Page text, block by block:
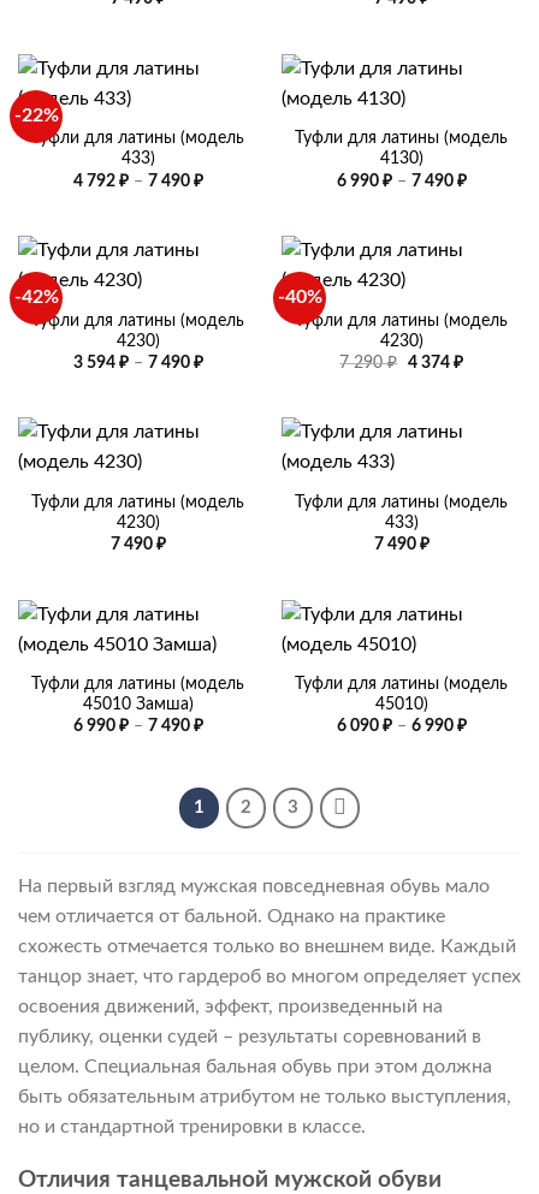
-22%
Туфли для латины (модель
433)
4 792 ₽ – 7 490 ₽Диапазон
Туфли для латины (модель
4130)
6 990 ₽ – 7 490 ₽
-42%
Туфли для латины (модель
4230)
3 594 ₽ – 7 490 ₽Диапазон
-40%
Туфли для латины (модель
4230)
7 290₽
Первоначальная
290 ₽.
4 374 ₽Текущая
Туфли для латины (модель
4230)
7 490 ₽
Туфли для латины (модель
433)
7 490 ₽
Туфли для латины (модель
45010 Замша)
6 990 ₽ – 7 490 ₽Диапазон
–
490 ₽
Туфли для латины (модель
45010)
6 090 ₽ – 6 990 ₽
1 2 3
На первый взгляд мужская повседневная обувь мало
чем отличается от бальной. Однако на практике
схожесть отмечается только во внешнем виде. Каждый
танцор знает, что гардероб во многом определяет успех
освоения движений, эффект, произведенный на
публику, оценки судей – результаты соревнований в
целом. Специальная бальная обувь при этом должна
быть обязательным атрибутом не только выступления,
но и стандартной тренировки в классе.
Отличия танцевальной мужской обуви